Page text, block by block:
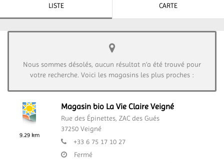
LISTE CARTE
Nous sommes désolés, aucun résultat n’a été trouvé pour
votre recherche. Voici les magasins les plus proches :
9.29 km
Magasin bio La Vie Claire Veigné
Rue des Épinettes, ZAC des Gués
37250 Veigné
+33 6 75 17 10 27
Fermé